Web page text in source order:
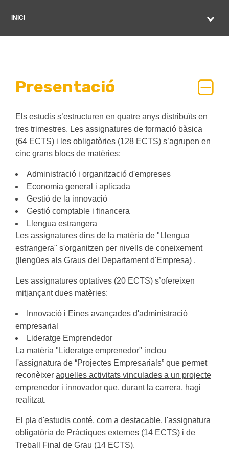
INICI
Presentació
Els estudis s’estructuren en quatre anys distribuïts en
tres trimestres. Les assignatures de formació bàsica
(64 ECTS) i les obligatòries (128 ECTS) s’agrupen en
cinc grans blocs de matèries:
Administració i organització d'empreses
Economia general i aplicada
Gestió de la innovació
Gestió comptable i financera
Llengua estrangera
Les assignatures dins de la matèria de "Llengua
estrangera" s'organitzen per nivells de coneixement
(llengües als Graus del Departament d'Empresa) .
Les assignatures optatives (20 ECTS) s’ofereixen
mitjançant dues matèries:
Innovació i Eines avançades d'administració
empresarial
Lideratge Emprendedor
La matèria "Lideratge emprenedor" inclou
l'assignatura de “Projectes Empresarials” que permet
reconèixer aquelles activitats vinculades a un projecte
emprenedor i innovador que, durant la carrera, hagi
realitzat.
El pla d'estudis conté, com a destacable, l'assignatura
obligatòria de Pràctiques externes (14 ECTS) i de
Treball Final de Grau (14 ECTS).